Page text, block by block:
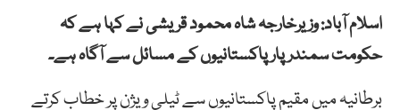
اسلام آباد: وزیرخارجہ شاہ محمود قریشی نے کہا ہے کہ
حکومت سمندر پار پاکستانیوں کے مسائل سے آگاہ ہے۔
برطانیہ میں مقیم پاکستانیوں سے ٹیلی ویژن پر خطاب کرتے